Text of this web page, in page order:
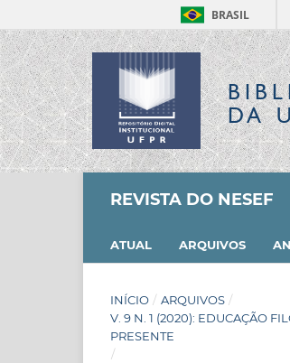
BRASIL
DA
REVISTA DO NESEF
ATUAL ARQUIVOS
INÍCIO / ARQUIVOS /
V. 9 N. 1 (2020): EDUCAÇÃO
PRESENTE
/